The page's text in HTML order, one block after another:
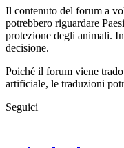
Il contenuto del forum a
potrebbero riguardare
protezione degli animali.
decisione.
Poiché il forum viene
artificiale, le traduzioni
Seguici